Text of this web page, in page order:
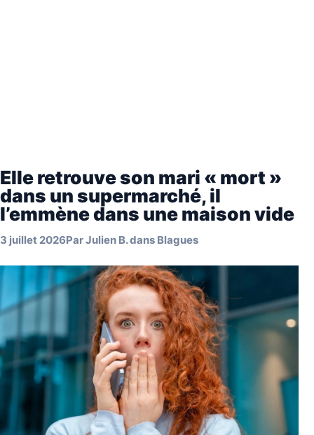
Elle retrouve son mari « mort »
dans un supermarché, il
l’emmène dans une maison vide
3 juillet 2026ParJulien B.dans Blagues